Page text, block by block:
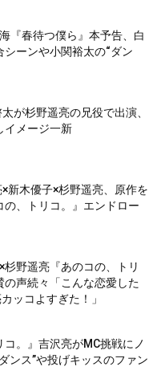
『春待つ僕ら』本予告、白
ーンや小関裕太の“ダン
太が杉野遥亮の兄役で出演、
イメージ一新
×新木優子×杉野遥亮、原作を
の、トリコ。』エンドロー
杉野遥亮『あのコの、トリ
の声続々「こんな恋愛した
ッコよすぎた！」
コ。』吉沢亮がMC挑戦にノ
ンス”や投げキッスのファン